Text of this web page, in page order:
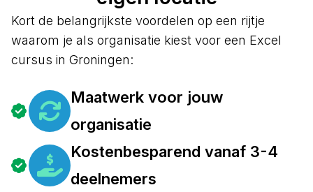
Kort de belangrijkste voordelen op een rijtje
waarom je als organisatie kiest voor een Excel
cursus in Groningen:
Maatwerk voor jouw
organisatie
Kostenbesparend vanaf 3-4
deelnemers